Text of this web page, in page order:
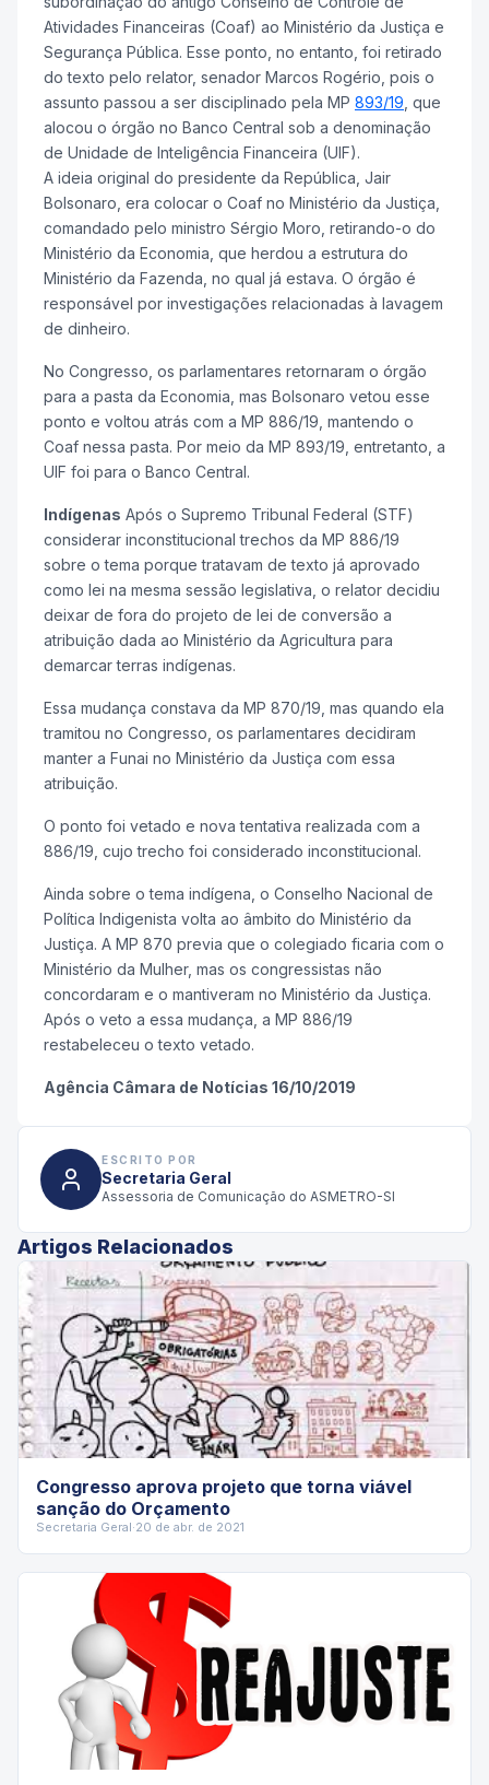
Atividades Financeiras (Coaf) ao Ministério da Justiça e
Segurança Pública. Esse ponto, no entanto, foi retirado
do texto pelo relator, senador Marcos Rogério, pois o
assunto passou a ser disciplinado pela MP 893/19 , que
alocou o órgão no Banco Central sob a denominação
de Unidade de Inteligência Financeira (UIF).
A ideia original do presidente da República, Jair
Bolsonaro, era colocar o Coaf no Ministério da Justiça,
comandado pelo ministro Sérgio Moro, retirando-o do
Ministério da Economia, que herdou a estrutura do
Ministério da Fazenda, no qual já estava. O órgão é
responsável por investigações relacionadas à lavagem
de dinheiro.
No Congresso, os parlamentares retornaram o órgão
para a pasta da Economia, mas Bolsonaro vetou esse
ponto e voltou atrás com a MP 886/19, mantendo o
Coaf nessa pasta. Por meio da MP 893/19, entretanto, a
UIF foi para o Banco Central.
Indígenas Após o Supremo Tribunal Federal (STF)
considerar inconstitucional trechos da MP 886/19
sobre o tema porque tratavam de texto já aprovado
como lei na mesma sessão legislativa, o relator decidiu
deixar de fora do projeto de lei de conversão a
atribuição dada ao Ministério da Agricultura para
demarcar terras indígenas.
Essa mudança constava da MP 870/19, mas quando ela
tramitou no Congresso, os parlamentares decidiram
manter a Funai no Ministério da Justiça com essa
atribuição.
O ponto foi vetado e nova tentativa realizada com a
886/19, cujo trecho foi considerado inconstitucional.
Ainda sobre o tema indígena, o Conselho Nacional de
Política Indigenista volta ao âmbito do Ministério da
Justiça. A MP 870 previa que o colegiado ficaria com o
Ministério da Mulher, mas os congressistas não
concordaram e o mantiveram no Ministério da Justiça.
Após o veto a essa mudança, a MP 886/19
restabeleceu o texto vetado.
Agência Câmara de Notícias 16/10/2019
ESCRITO POR
Secretaria Geral
Assessoria de Comunicação do ASMETRO-SI
Artigos Relacionados
Congresso aprova projeto que torna viável
sanção do Orçamento
Secretaria Geral·20 de abr. de 2021